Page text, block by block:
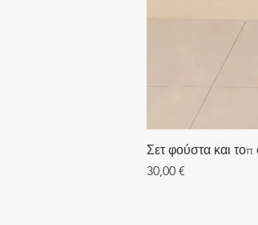
Σετ φούστα και
Τιμή
30,00 €